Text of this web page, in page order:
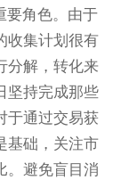
要角色。由于
收集计划很有
分解，转化来
坚持完成那些
于通过交易获
基础，关注市
。避免盲目消